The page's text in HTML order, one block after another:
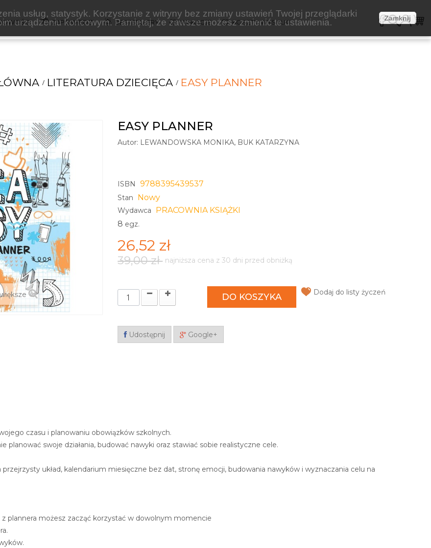
usług, statystyk. Korzystanie z witryny bez zmiany ustawień Twojej przeglądarki
urządzeniu końcowym. Pamiętaj, że zawsze możesz zmienić te ustawienia.
Zamknij
ZAPOWIEDZI BESTSELLERY WAKACJE KOSZTY WYSYŁKI
LITERATURA DZIECIĘCA EASY PLANNER
EASY PLANNER
Autor: LEWANDOWSKA MONIKA, BUK KATARZYNA
ISBN 9788395439537
Stan Nowy
Wydawca
PRACOWNIA KSIĄŻKI
8 egz.
26,52 zł
39,00 zł najniższa cena z 30 dni przed obniżką
DO KOSZYKA Dodaj do listy życzeń
Udostępnij Google+
czasu i planowaniu obowiązków szkolnych.
planować swoje działania, budować nawyki oraz stawiać sobie realistyczne cele.
przejrzysty układ, kalendarium miesięczne bez dat, stronę emocji, budowania nawyków i wyznaczania celu na
z plannera możesz zacząć korzystać w dowolnym momencie